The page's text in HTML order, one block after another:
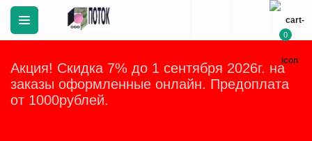
Акция! Скидка 7% до 1 сентября 2026г. на
заказы оформленные онлайн. Предоплата
от 1000рублей.
0